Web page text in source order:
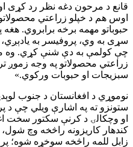
قانع د مرحون دغه نظر رد
اوس هم د خپلو زراعتي محصولاتو
حبوباتو مهمه برخه برابروي.
سړی به وي، پروفیسر به
چې کولمې به دې شنې کړي. وه
زراعتي محصولاتو په وجه زموږ تر
سبزیجات او حبوبات ورکوي.»
نوموړي د افغانستان د جنوب
ستونزو ته په اشارې ویلي چې د
او وچکالۍ د کرنې سکتور سخت
کندهار کاریزونه راڅخه وچ
زابل للمه راڅخه سوخړه شوه؛ پر